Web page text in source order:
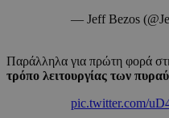
— Jeff Bezos
Παράλληλα για πρώτη φορά
τρόπο λειτουργίας των
pic.twitter.com/